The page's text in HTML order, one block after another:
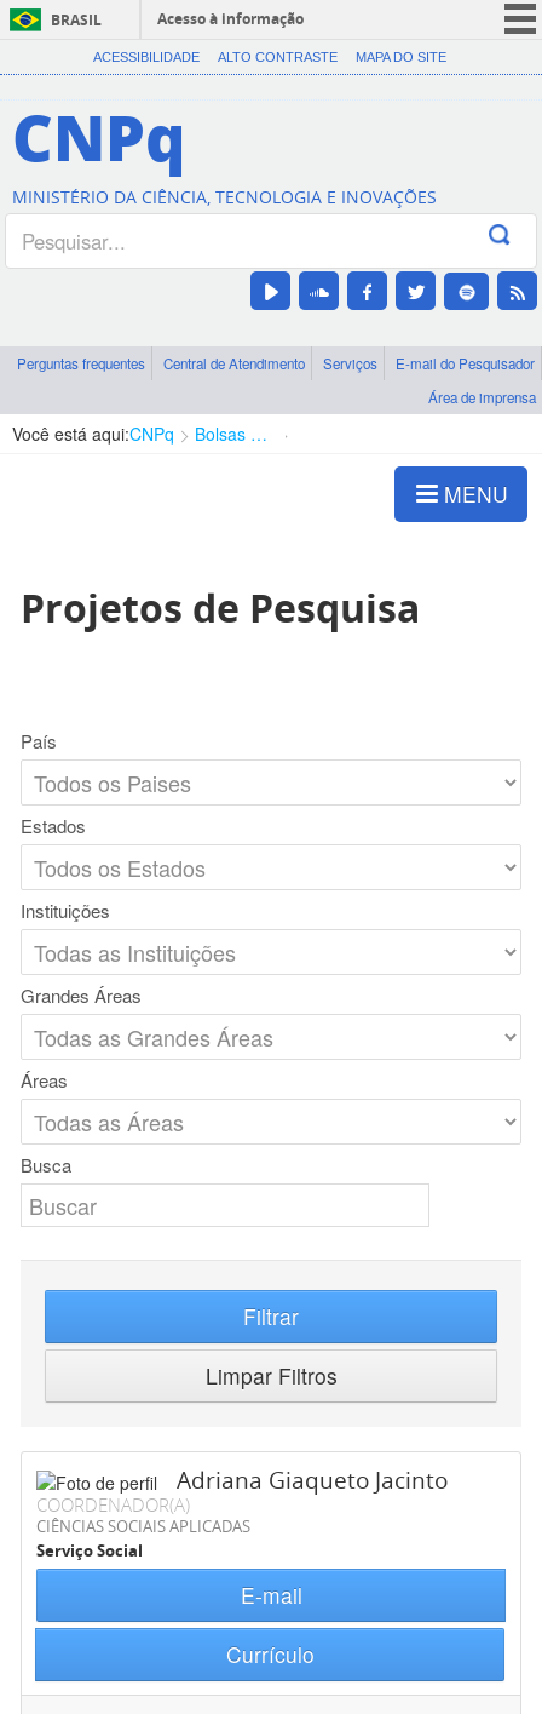
BRASIL
Acesso à informação
CORONAVÍRUS (COVID-19)
Canais
ACESSIBILIDADE ALTO CONTRASTE MAPA DO SITE
CNPq
MINISTÉRIO DA CIÊNCIA, TECNOLOGIA E INOVAÇÕES
Perguntas frequentes Central de Atendimento Serviços
E-mail do Pesquisador
Área de imprensa
Você está aqui:CNPq Bolsas e Auxílios Vigentes
MENU
Projetos de Pesquisa
País
Estados
Instituições
Grandes Áreas
Áreas
Busca
Filtrar
Limpar Filtros
Adriana Giaqueto Jacinto
COORDENADOR(A)
CIÊNCIAS SOCIAIS APLICADAS
Serviço Social
E-mail
Currículo